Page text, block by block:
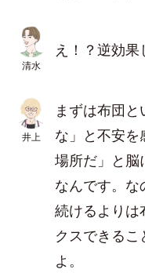
清水
え！？逆効果
井上
まずは布団
な」と不安を
場所だ」と脳
なんです。な
続けるよりは
クスできる
よ。